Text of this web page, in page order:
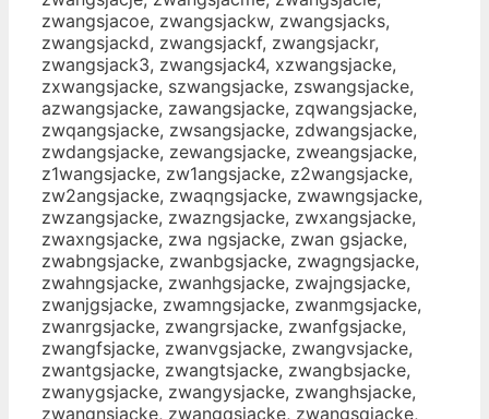
zwangsjacoe, zwangsjackw, zwangsjacks,
zwangsjackd, zwangsjackf, zwangsjackr,
zwangsjack3, zwangsjack4, xzwangsjacke,
zxwangsjacke, szwangsjacke, zswangsjacke,
azwangsjacke, zawangsjacke, zqwangsjacke,
zwqangsjacke, zwsangsjacke, zdwangsjacke,
zwdangsjacke, zewangsjacke, zweangsjacke,
z1wangsjacke, zw1angsjacke, z2wangsjacke,
zw2angsjacke, zwaqngsjacke, zwawngsjacke,
zwzangsjacke, zwazngsjacke, zwxangsjacke,
zwaxngsjacke, zwa ngsjacke, zwan gsjacke,
zwabngsjacke, zwanbgsjacke, zwagngsjacke,
zwahngsjacke, zwanhgsjacke, zwajngsjacke,
zwanjgsjacke, zwamngsjacke, zwanmgsjacke,
zwanrgsjacke, zwangrsjacke, zwanfgsjacke,
zwangfsjacke, zwanvgsjacke, zwangvsjacke,
zwantgsjacke, zwangtsjacke, zwangbsjacke,
zwanygsjacke, zwangysjacke, zwanghsjacke,
zwangnsjacke, zwangqsjacke, zwangsqjacke,